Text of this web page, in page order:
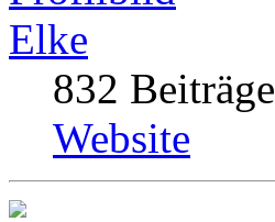
Elke
832 Beiträge
Website